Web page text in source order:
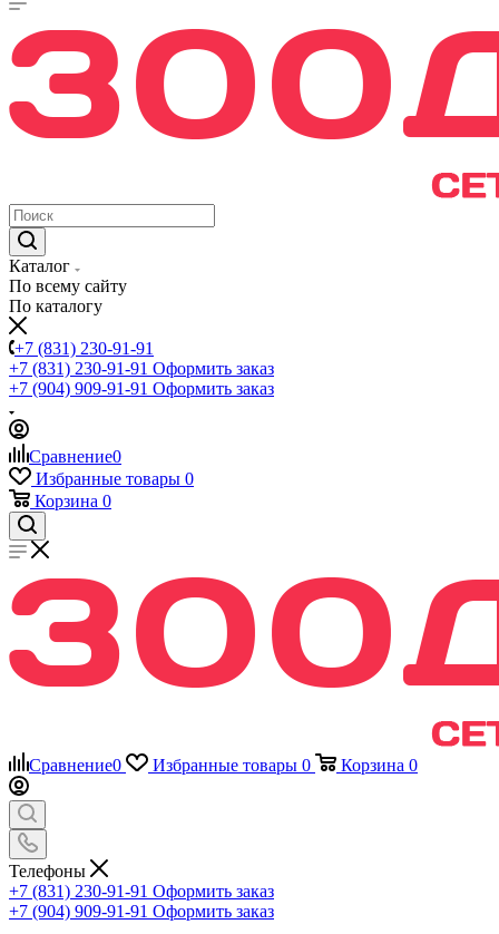
Каталог
По всему сайту
По каталогу
+7 (831) 230-91-91
+7 (831) 230-91-91 Оформить заказ
+7 (904) 909-91-91 Оформить заказ
Сравнение0
Избранные товары 0
Корзина 0
Сравнение0 Избранные товары 0 Корзина 0
Телефоны
+7 (831) 230-91-91 Оформить заказ
+7 (904) 909-91-91 Оформить заказ